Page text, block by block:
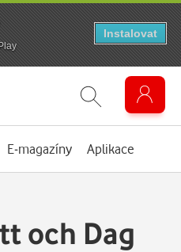
E-magazíny Aplikace
och Dag
Instalovat